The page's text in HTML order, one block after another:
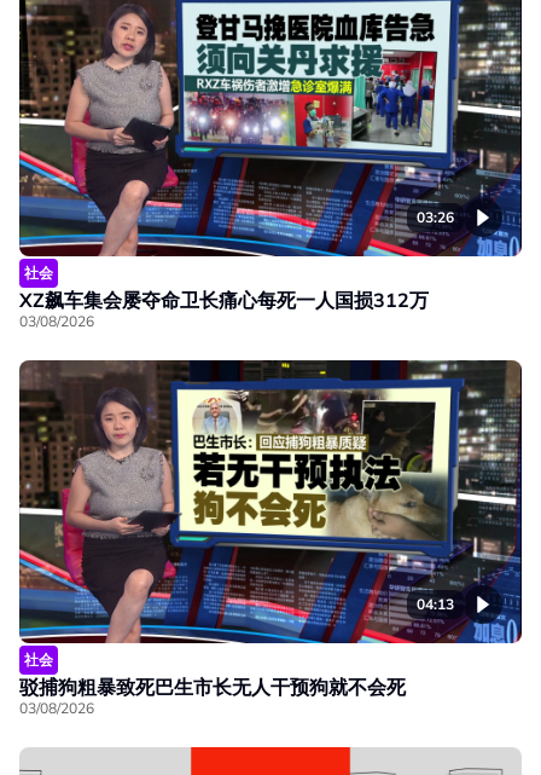
03:26
社会
XZ飙车集会屡夺命卫长痛心每死一人国损312万
03/08/2026
04:13
社会
驳捕狗粗暴致死巴生市长无人干预狗就不会死
03/08/2026